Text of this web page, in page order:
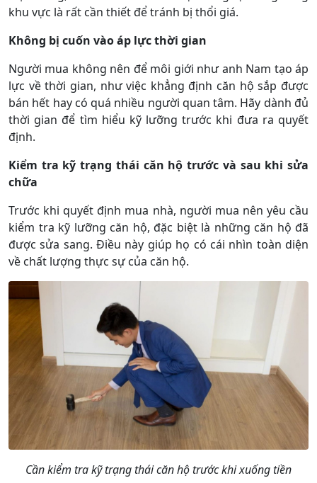
khu vực là rất cần thiết để tránh bị thổi giá.
Không bị cuốn vào áp lực thời gian
Người mua không nên để môi giới như anh Nam tạo áp
lực về thời gian, như việc khẳng định căn hộ sắp được
bán hết hay có quá nhiều người quan tâm. Hãy dành đủ
thời gian để tìm hiểu kỹ lưỡng trước khi đưa ra quyết
định.
Kiểm tra kỹ trạng thái căn hộ trước và sau khi sửa
chữa
Trước khi quyết định mua nhà, người mua nên yêu cầu
kiểm tra kỹ lưỡng căn hộ, đặc biệt là những căn hộ đã
được sửa sang. Điều này giúp họ có cái nhìn toàn diện
về chất lượng thực sự của căn hộ.
Cần kiểm tra kỹ trạng thái căn hộ trước khi xuống tiền